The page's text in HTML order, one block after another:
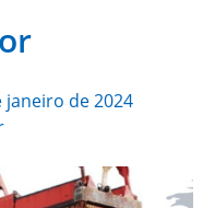
janeiro de 2024